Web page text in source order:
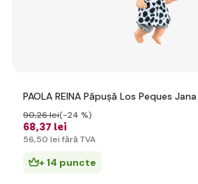
PAOLA REINA Păpușă Los Peques
68,37 lei
90,26 lei(-24 %)
56,50 lei fără TVA
+ 14 puncte